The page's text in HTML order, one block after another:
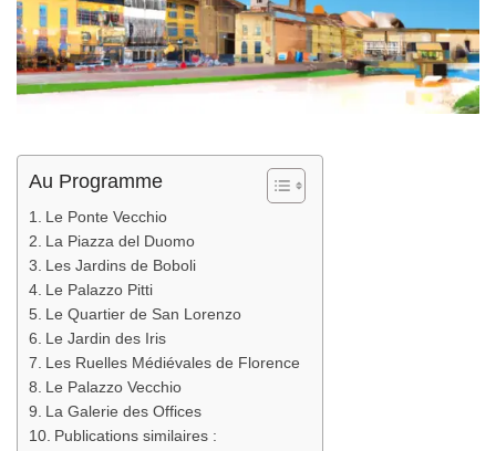
Au Programme
Le Ponte Vecchio
La Piazza del Duomo
Les Jardins de Boboli
Le Palazzo Pitti
Le Quartier de San Lorenzo
Le Jardin des Iris
Les Ruelles Médiévales de Florence
Le Palazzo Vecchio
La Galerie des Offices
Publications similaires :